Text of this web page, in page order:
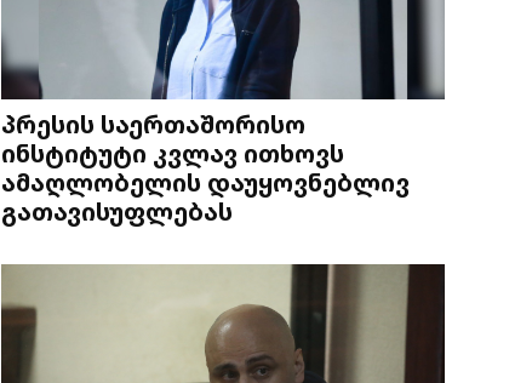
პრესის საერთაშორისო
ინსტიტუტი კვლავ ითხოვს
ამაღლობელის დაუყოვნებლივ
გათავისუფლებას